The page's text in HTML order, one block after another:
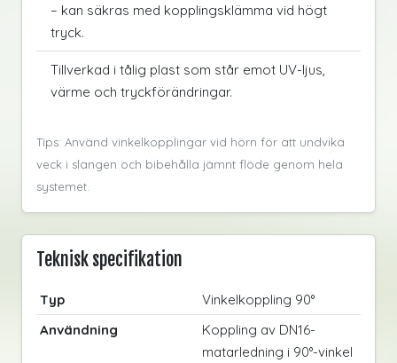
– kan säkras med kopplingsklämma vid högt
tryck.
Tillverkad i tålig plast som står emot UV-ljus,
värme och tryckförändringar.
Tips: Använd vinkelkopplingar vid hörn för att undvika
veck i slangen och bibehålla jämnt flöde genom hela
systemet.
Teknisk specifikation
Typ
Vinkelkoppling 90°
Användning
Koppling av DN16-
matarledning i 90°-vinkel